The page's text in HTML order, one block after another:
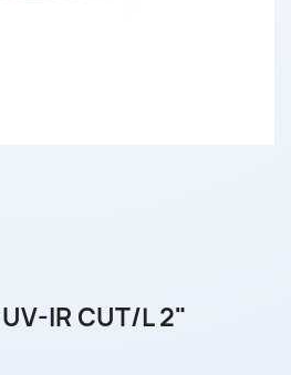
UV-IR CUT/L 2"